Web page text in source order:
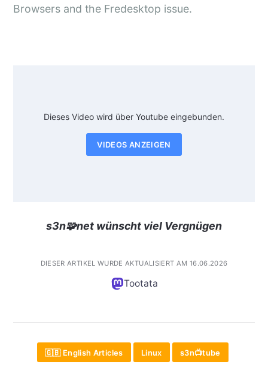
Browsers and the Fredesktop issue.
Dieses Video wird über Youtube eingebunden.
VIDEOS ANZEIGEN
s3n🧩net wünscht viel Vergnügen
DIESER ARTIKEL WURDE AKTUALISIERT AM 16.06.2026
Tootata
🇬🇧 English Articles Linux s3n📺tube